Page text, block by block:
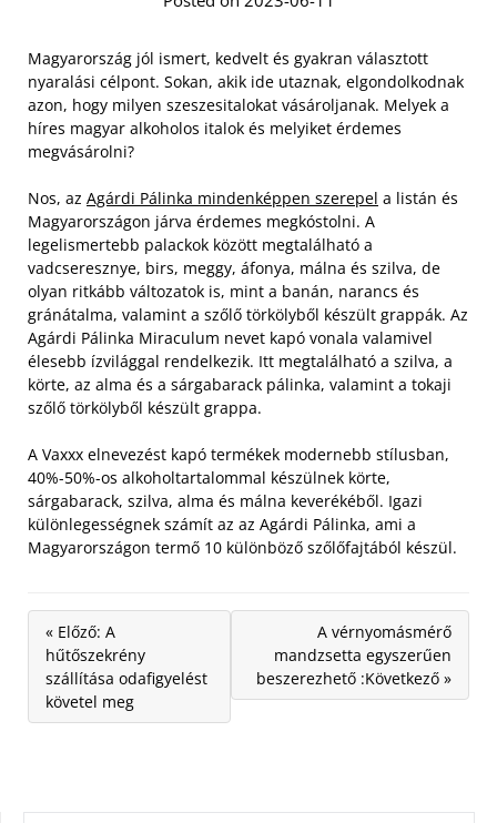
Magyarország jól ismert, kedvelt és gyakran választott
nyaralási célpont. Sokan, akik ide utaznak, elgondolkodnak
azon, hogy milyen szeszesitalokat vásároljanak. Melyek a
híres magyar alkoholos italok és melyiket érdemes
megvásárolni?
Nos, az Agárdi Pálinka mindenképpen szerepel a listán és
Magyarországon járva érdemes megkóstolni. A
legelismertebb palackok között megtalálható a
vadcseresznye, birs, meggy, áfonya, málna és szilva, de
olyan ritkább változatok is, mint a banán, narancs és
gránátalma, valamint a szőlő törkölyből készült grappák. Az
Agárdi Pálinka Miraculum nevet kapó vonala valamivel
élesebb ízvilággal rendelkezik. Itt megtalálható a szilva, a
körte, az alma és a sárgabarack pálinka, valamint a tokaji
szőlő törkölyből készült grappa.
A Vaxxx elnevezést kapó termékek modernebb stílusban,
40%-50%-os alkoholtartalommal készülnek körte,
sárgabarack, szilva, alma és málna keverékéből. Igazi
különlegességnek számít az az Agárdi Pálinka, ami a
Magyarországon termő 10 különböző szőlőfajtából készül.
« Előző: A
hűtőszekrény
szállítása odafigyelést
követel meg
A vérnyomásmérő
mandzsetta egyszerűen
beszerezhető :Következő »